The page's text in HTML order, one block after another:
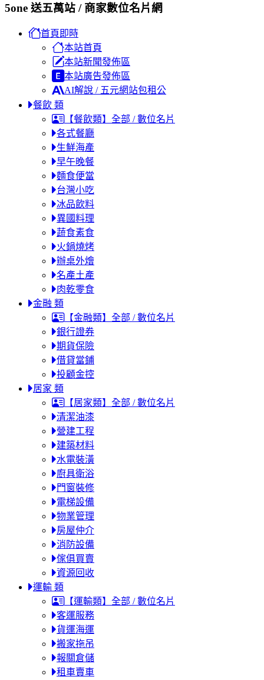
5one 送五萬站 / 商家數位名片網
首頁即時
本站首頁
本站新聞發佈區
本站廣告發佈區
AI解說 / 五元網站包租公
餐飲 類
【餐飲類】全部 / 數位名片
各式餐廳
生鮮海產
早午晚餐
麵食便當
台灣小吃
冰品飲料
異國料理
蔬食素食
火鍋燒烤
辦桌外燴
名產土產
肉乾零食
金融 類
【金融類】全部 / 數位名片
銀行證券
期貨保險
借貸當鋪
投顧金控
居家 類
【居家類】全部 / 數位名片
清潔油漆
營建工程
建築材料
水電裝潢
廚具衛浴
門窗裝修
電梯設備
物業管理
房屋仲介
消防設備
傢俱買賣
資源回收
運輸 類
【運輸類】全部 / 數位名片
客運服務
貨運海運
搬家拖吊
報關倉儲
租車賣車